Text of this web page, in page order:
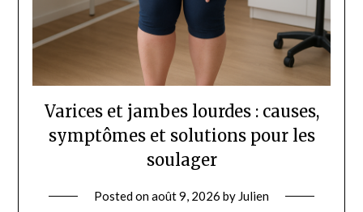
Varices et jambes lourdes : causes,
symptômes et solutions pour les
soulager
Posted onaoût 9, 2026 by Julien